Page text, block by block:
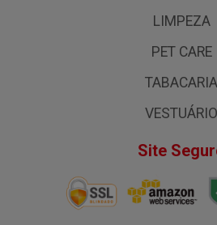
LIMPEZA
PET CARE
TABACARIA
VESTUÁRIO
Site